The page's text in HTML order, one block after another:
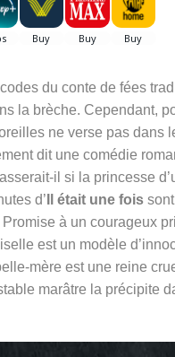
du conte de fées
la brèche. Cependant,
ne verse pas dans
dit une comédie
il si la princesse
d’ Il était une fois
à un courageux
est un modèle
mère est une reine
marâtre la précipite